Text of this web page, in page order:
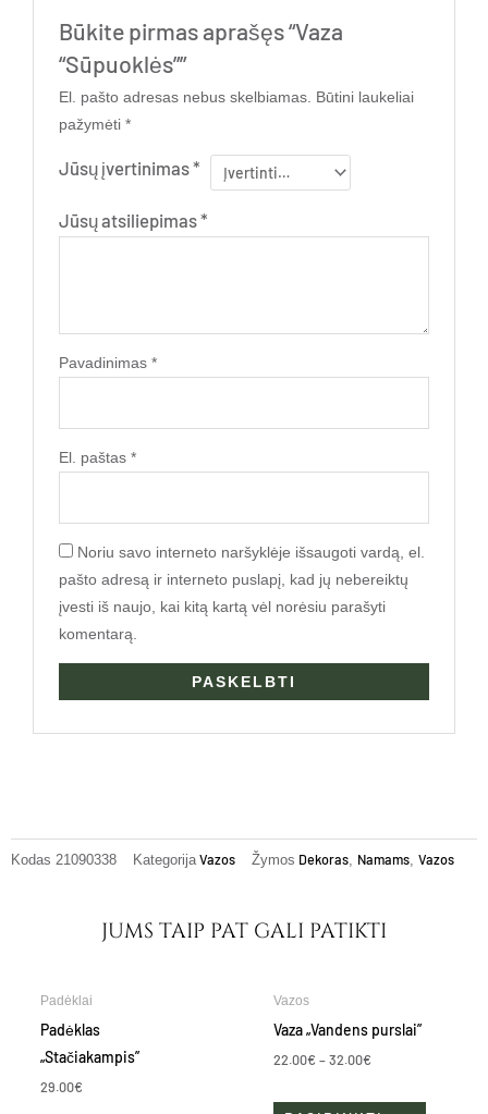
Būkite pirmas aprašęs “Vaza
“Sūpuoklės””
El. pašto adresas nebus skelbiamas. Būtini laukeliai
pažymėti*
Jūsų įvertinimas*
Jūsų atsiliepimas*
Pavadinimas*
El. paštas*
Noriu savo interneto naršyklėje išsaugoti vardą, el.
pašto adresą ir interneto puslapį, kad jų nebereiktų
įvesti iš naujo, kai kitą kartą vėl norėsiu parašyti
komentarą.
Kodas 21090338 Kategorija Vazos Žymos Dekoras, Namams, Vazos
JUMS TAIP PAT GALI PATIKTI
Padėklai
Padėklas
„Stačiakampis”
29.00€
Vazos
Vaza „Vandens purslai”
22.00€ – 32.00€
22.00€
through
32.00€
variants.